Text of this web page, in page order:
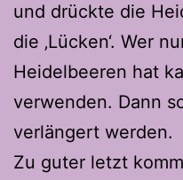
und drückte die
die ‚Lücken‘. Wer
Heidelbeeren hat
verwenden. Dann
verlängert werden.
Zu guter letzt